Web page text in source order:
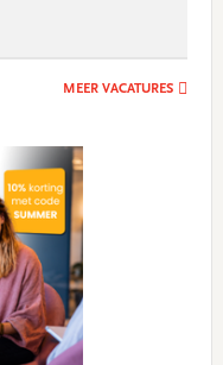
MEER VACATURES